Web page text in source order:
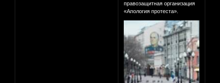
правозащитная организация
«Апология протеста».